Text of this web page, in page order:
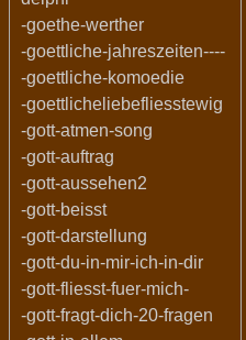
-goethe-werther
-goettliche-jahreszeiten----
-goettliche-komoedie
-goettlicheliebefliesstewig
-gott-atmen-song
-gott-auftrag
-gott-aussehen2
-gott-beisst
-gott-darstellung
-gott-du-in-mir-ich-in-dir
-gott-fliesst-fuer-mich-
-gott-fragt-dich-20-fragen